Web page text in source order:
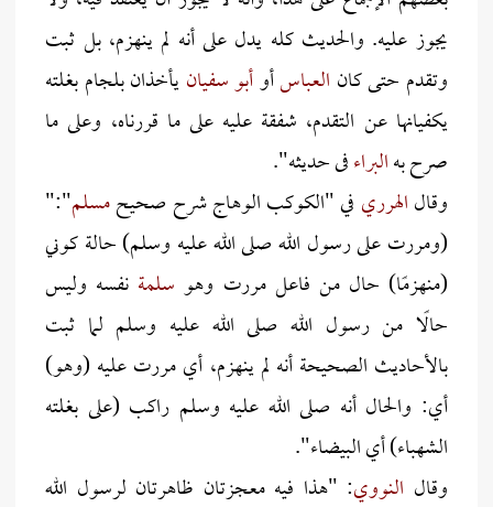
يجوز عليه. والحديث كله يدل على أنه لم ينهزم، بل ثبت
وتقدم حتى كان العباسأوأبو سفيانيأخذان بلجام بغلته
يكفيانها عن التقدم، شفقة عليه على ما قررناه، وعلى ما
صرح بهالبراءفى حديثه".
وقالالهرري في "الكوكب الوهاج شرح صحيحمسلم":"
(ومررت على رسول الله صلى الله عليه وسلم) حالة كوني
(منهزمًا) حال من فاعل مررت وهو سلمة نفسه وليس
حالًا من رسول الله صلى الله عليه وسلم لما ثبت
بالأحاديث الصحيحة أنه لم ينهزم، أي مررت عليه (وهو)
أي: والحال أنه صلى الله عليه وسلم راكب (على بغلته
الشهباء) أي البيضاء".
وقال النووي: "هذا فيه معجزتان ظاهرتان لرسول الله